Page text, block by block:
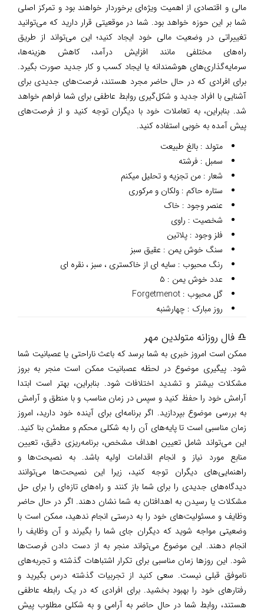
مالی و اقتصادی از اهمیت ویژه‌ای برخوردار خواهند بود و تمرکز اصلی
شما بر این حوزه خواهد بود. شما در موقعیتی قرار دارید که می‌توانید
تغییراتی در وضعیت مالی خود ایجاد کنید؛ این می‌تواند از طریق
راه‌های مختلفی مانند افزایش درآمد، کاهش هزینه‌ها،
سرمایه‌گذاری‌های هوشمندانه یا ایجاد کسب و کار جدید صورت بگیرد.
برای افرادی که در حال حاضر مجرد هستند، فرصت‌های جدیدی برای
آشنایی با افراد جدید و شکل‌گیری روابط عاطفی برای شما فراهم خواهد
شد. بنابراین، به تعاملات خود با دیگران توجه کنید و از فرصت‌های
پیش آمده به خوبی استفاده کنید.
متولد : بالغ طبیعت
سمبل : فرشته
شعار : من تجزیه و تحلیل میکنم
ستاره حاکم : ولکان و مرکوری
عنصر وجود : خاک
شخصیت : راوی
فلز وجود : پلاتین
سنگ خوش یمن : عقیق سبز
رنگ محبوب : سایه ای از خاکستری ، سبز ، نقره ای
عدد خوش یمن : ۵
گل محبوب : Forgetmenot
روز مبارک : چهارشنبه
♎ فال روزانه متولدین مهر
ممکن است امروز خبری به شما برسد که باعث ناراحتی یا عصبانیت شما
شود. پیگیری موضوع در لحظه عصبانیت ممکن است منجر به بروز
مشکلات بیشتر و تشدید اختلافات شود. بنابراین، بهتر است ابتدا
آرامش خود را حفظ کنید و سپس در زمان مناسب و با منطق و آرامش
به بررسی موضوع بپردازید. اگر برنامه‌ای برای آینده خود دارید، امروز
زمان مناسبی است تا پایه‌های آن را به شکلی محکم و مطمئن بنا کنید.
این می‌تواند شامل تعیین اهداف مشخص، برنامه‌ریزی دقیق، تعیین
منابع مورد نیاز و انجام اقدامات اولیه باشد. به نصیحت‌ها و
راهنمایی‌های دیگران توجه کنید، زیرا این نصیحت‌ها می‌توانند
دیدگاه‌های جدیدی را برای شما باز کنند و راه‌های تازه‌ای را برای حل
مشکلات یا رسیدن به اهدافتان به شما نشان دهند. اگر در حال حاضر
وظایف و مسئولیت‌های خود را به درستی انجام ندهید، ممکن است با
وضعیتی مواجه شوید که دیگران جای شما را بگیرند و آن وظایف را
انجام دهند. این موضوع می‌تواند منجر به از دست دادن فرصت‌ها
شود. این روزها زمان مناسبی برای تکرار اشتباهات گذشته و تجربه‌های
ناموفق قبلی نیست. سعی کنید از تجربیات گذشته درس بگیرید و
رفتارهای خود را بهبود بخشید. برای افرادی که در یک رابطه عاطفی
هستند، روابط شما در حال حاضر به آرامی و به شکلی مطلوب پیش